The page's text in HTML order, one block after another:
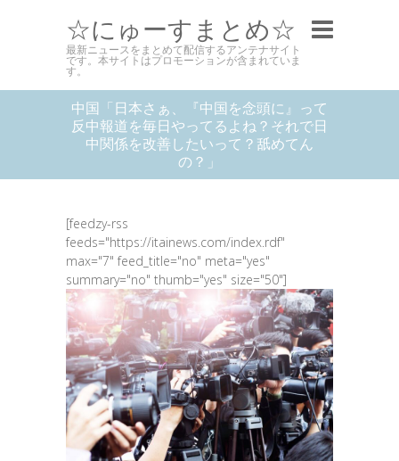
☆にゅーすまとめ☆
最新ニュースをまとめて配信するアンテナサイト
です。本サイトはプロモーションが含まれていま
す。
中国「日本さぁ、『中国を念頭に』って
反中報道を毎日やってるよね？それで日
中関係を改善したいって？舐めてん
の？」
[feedzy-rss
feeds="https://itainews.com/index.rdf"
max="7" feed_title="no" meta="yes"
summary="no" thumb="yes" size="50"]